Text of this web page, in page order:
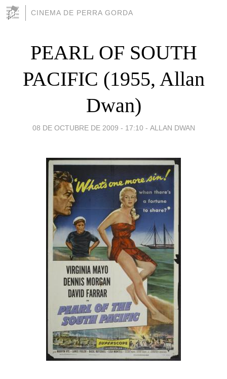
CINEMA DE PERRA GORDA
PEARL OF SOUTH
PACIFIC (1955, Allan
Dwan)
08 DE OCTUBRE DE 2009 - 17:10 - ALLAN DWAN